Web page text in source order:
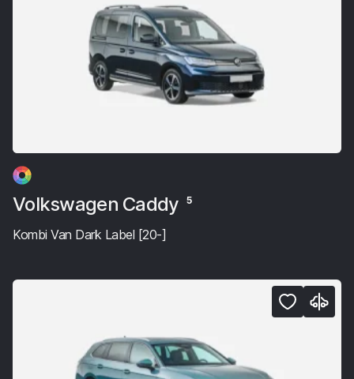
Volkswagen Caddy 5
Kombi Van Dark Label [20-]